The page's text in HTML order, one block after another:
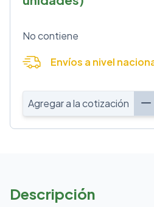
No contiene
Envíos a nivel
Agregar a la cotización
Descripción